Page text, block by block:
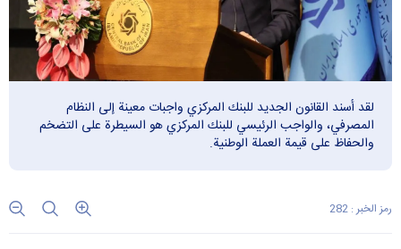
لقد أسند القانون الجديد للبنك المركزي واجبات معينة إلى النظام
المصرفي، والواجب الرئيسي للبنك المركزي هو السيطرة على التضخم
والحفاظ على قيمة العملة الوطنية.
رمز الخبر : 282